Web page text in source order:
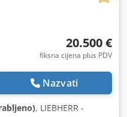
20.500 €
fiksna cijena plus PDV
Nazvati
, LIEBHERR -